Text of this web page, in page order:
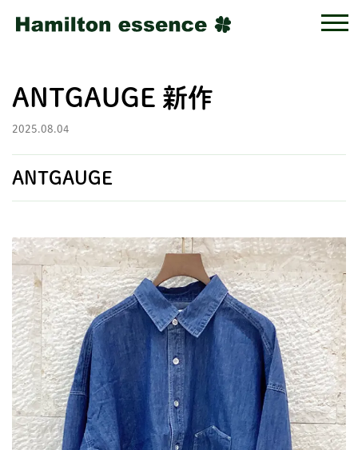
ANTGAUGE 新作
2025.08.04
ANTGAUGE